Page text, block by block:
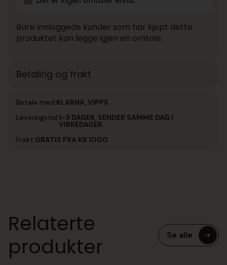
Bare innloggede kunder som har kjøpt dette
produktet kan legge igjen en omtale.
Betaling og frakt
Betale med:KLARNA, VIPPS
Leveringstid:1-3 DAGER, SENDER SAMME DAG I
VIRKEDAGER
Frakt:GRATIS FRA KR 1000
Relaterte
produkter
Se alle